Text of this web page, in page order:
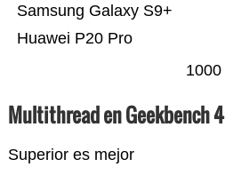
Huawei P20 Pro
Samsung Galaxy S9+
1000
Multithread en Geekbench 4
Superior es mejor